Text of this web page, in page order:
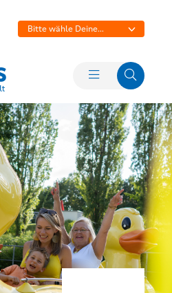
Bitte wähle Deine